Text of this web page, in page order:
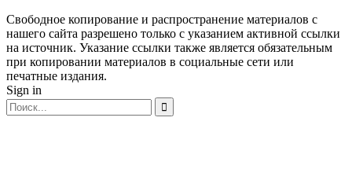
Свободное копирование и распространение материалов с
нашего сайта разрешено только с указанием активной ссылки
на источник. Указание ссылки также является обязательным
при копировании материалов в социальные сети или
печатные издания.
Sign in